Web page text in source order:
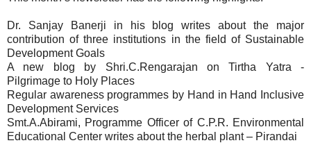
Dr. Sanjay Banerji in his blog writes about the major
contribution of three institutions in the field of Sustainable
Development Goals
A new blog by Shri.C.Rengarajan on Tirtha Yatra -
Pilgrimage to Holy Places
Regular awareness programmes by Hand in Hand Inclusive
Development Services
Smt.A.Abirami, Programme Officer of C.P.R. Environmental
Educational Center writes about the herbal plant – Pirandai